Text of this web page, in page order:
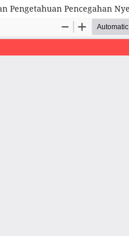
Pencegahan